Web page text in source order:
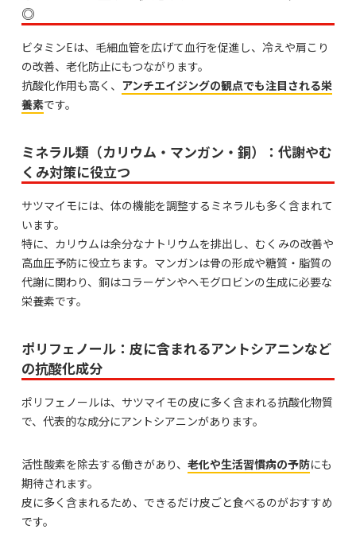
◎
ビタミンEは、毛細血管を広げて血行を促進し、冷えや肩こり
の改善、老化防止にもつながります。
抗酸化作用も高く、 アンチエイジングの観点でも注目される栄
養素です。
ミネラル類（カリウム・マンガン・銅）：代謝やむ
くみ対策に役立つ
サツマイモには、体の機能を調整するミネラルも多く含まれて
います。
特に、カリウムは余分なナトリウムを排出し、むくみの改善や
高血圧予防に役立ちます。マンガンは骨の形成や糖質・脂質の
代謝に関わり、銅はコラーゲンやヘモグロビンの生成に必要な
栄養素です。
ポリフェノール：皮に含まれるアントシアニンなど
の抗酸化成分
ポリフェノールは、サツマイモの皮に多く含まれる抗酸化物質
で、代表的な成分にアントシアニンがあります。
活性酸素を除去する働きがあり、 老化や生活習慣病の予防にも
期待されます。
皮に多く含まれるため、できるだけ皮ごと食べるのがおすすめ
です。